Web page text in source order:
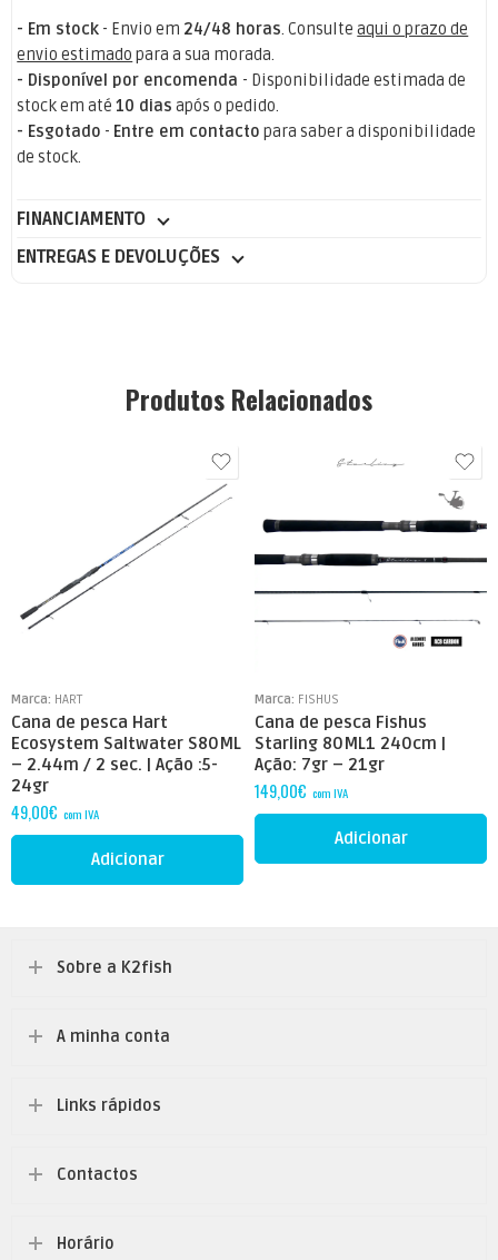
- Em stock - Envio em 24/48 horas. Consulteaqui o prazo de
envio estimado para a sua morada.
- Disponível por encomenda - Disponibilidade estimada de
stock em até10 dias após o pedido.
- Esgotado - Entre em contacto para saber a disponibilidade
de stock.
FINANCIAMENTO
ENTREGAS E DEVOLUÇÕES
Produtos Relacionados
Marca: HART
Cana de pesca Hart
Ecosystem Saltwater S80ML
– 2.44m / 2 sec. | Ação :5-
24gr
49,00€ com IVA
Adicionar
Marca: FISHUS
Cana de pesca Fishus
Starling 80ML1 240cm |
Ação: 7gr – 21gr
149,00€ com IVA
Adicionar
Sobre a K2fish
A minha conta
Links rápidos
Contactos
Horário